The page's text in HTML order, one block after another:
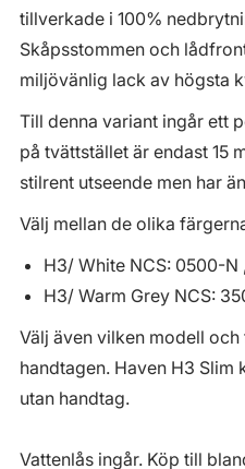
tillverkade i 100%
Skåpsstommen och
miljövänlig lack av högsta
Till denna variant ingår ett
på tvättstället är endast 15
stilrent utseende men har
Välj mellan de olika
H3/ White NCS: 0500-N
H3/ Warm Grey NCS:
Välj även vilken modell
handtagen. Haven H3
utan handtag.
Vattenlås ingår. Köp till